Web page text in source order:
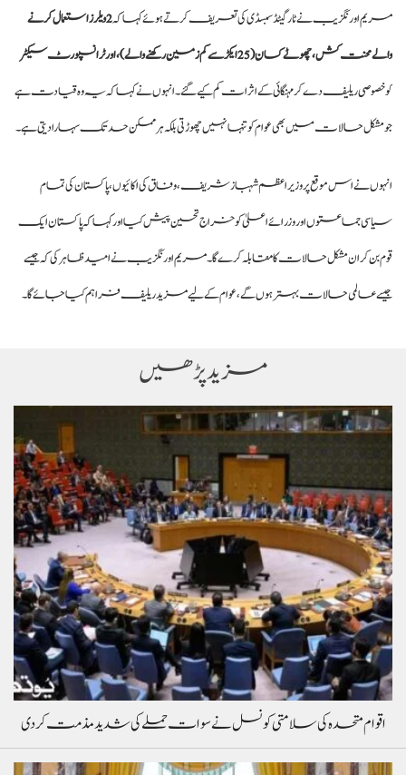
مریم اورنگزیب نے ٹارگیٹڈ سبسڈی کی تعریف کرتے ہوئے کہا کہ 2 ویلرز استعمال کرنے
والے محنت کش، چھوٹے کسان (25 ایکڑ سے کم زمین رکھنے والے)، اور ٹرانسپورٹ سیکٹر
کو خصوصی ریلیف دے کر مہنگائی کے اثرات کم کیے گئے۔ انہوں نے کہا کہ یہ وہ قیادت ہے
جو مشکل حالات میں بھی عوام کو تنہا نہیں چھوڑتی بلکہ ہر ممکن حد تک سہارا دیتی ہے۔
انہوں نے اس موقع پر وزیراعظم شہباز شریف، وفاق کی اکائیوں، پاکستان کی تمام
سیاسی جماعتوں اور وزرائے اعلیٰ کو خراج تحسین پیش کیا اور کہا کہ پاکستان ایک
قوم بن کر ان مشکل حالات کا مقابلہ کرے گا۔ مریم اورنگزیب نے امید ظاہر کی کہ جیسے
جیسے عالمی حالات بہتر ہوں گے، عوام کے لیے مزید ریلیف فراہم کیا جائے گا۔
مزید پڑھیں
اقوام متحدہ کی سلامتی کونسل نے سوات حملے کی شدید مذمت کردی